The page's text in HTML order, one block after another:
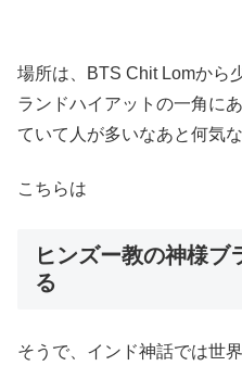
場所は、BTS Chit Lomから
ランドハイアットの一角に
ていて人が多いなあと何気
こちらは
ヒンズー教の神様ブ
る
そうで、インド神話では世